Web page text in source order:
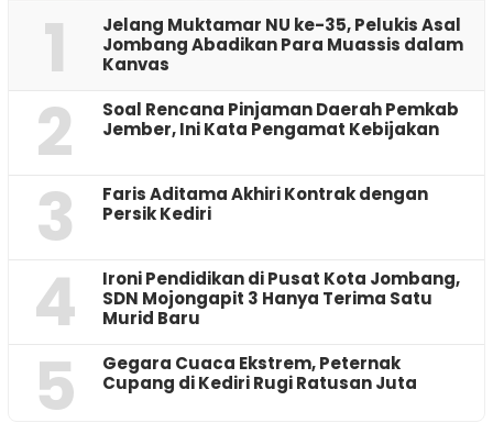
1
Jelang Muktamar NU ke-35, Pelukis Asal
Jombang Abadikan Para Muassis dalam
Kanvas
2
‎Soal Rencana Pinjaman Daerah Pemkab
Jember, Ini Kata Pengamat Kebijakan ‎
3
Faris Aditama Akhiri Kontrak dengan
Persik Kediri
4
Ironi Pendidikan di Pusat Kota Jombang,
SDN Mojongapit 3 Hanya Terima Satu
Murid Baru
5
‎Gegara Cuaca Ekstrem, Peternak
Cupang di Kediri Rugi Ratusan Juta